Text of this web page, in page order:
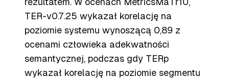
TER-v0.7.25 wykazał korelację na
poziomie systemu wynoszącą 0,89 z
ocenami człowieka adekwatności
semantycznej, podczas gdy TERp
wykazał korelację na poziomie segmentu